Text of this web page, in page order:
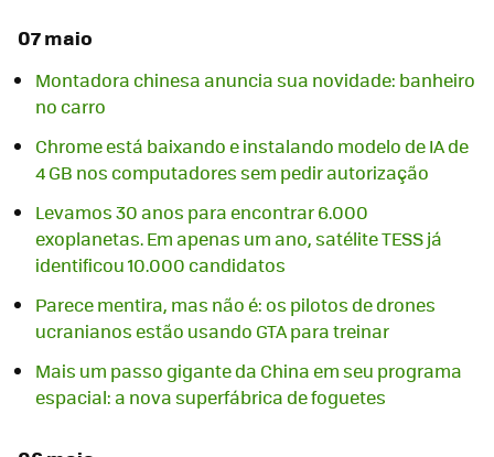
07 maio
Montadora chinesa anuncia sua novidade: banheiro
no carro
Chrome está baixando e instalando modelo de IA de
4 GB nos computadores sem pedir autorização
Levamos 30 anos para encontrar 6.000
exoplanetas. Em apenas um ano, satélite TESS já
identificou 10.000 candidatos
Parece mentira, mas não é: os pilotos de drones
ucranianos estão usando GTA para treinar
Mais um passo gigante da China em seu programa
espacial: a nova superfábrica de foguetes